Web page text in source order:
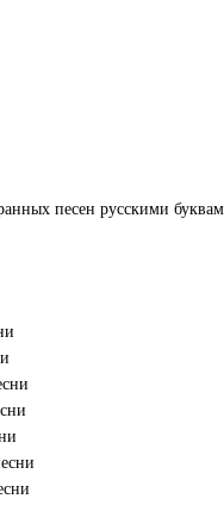
песен русскими